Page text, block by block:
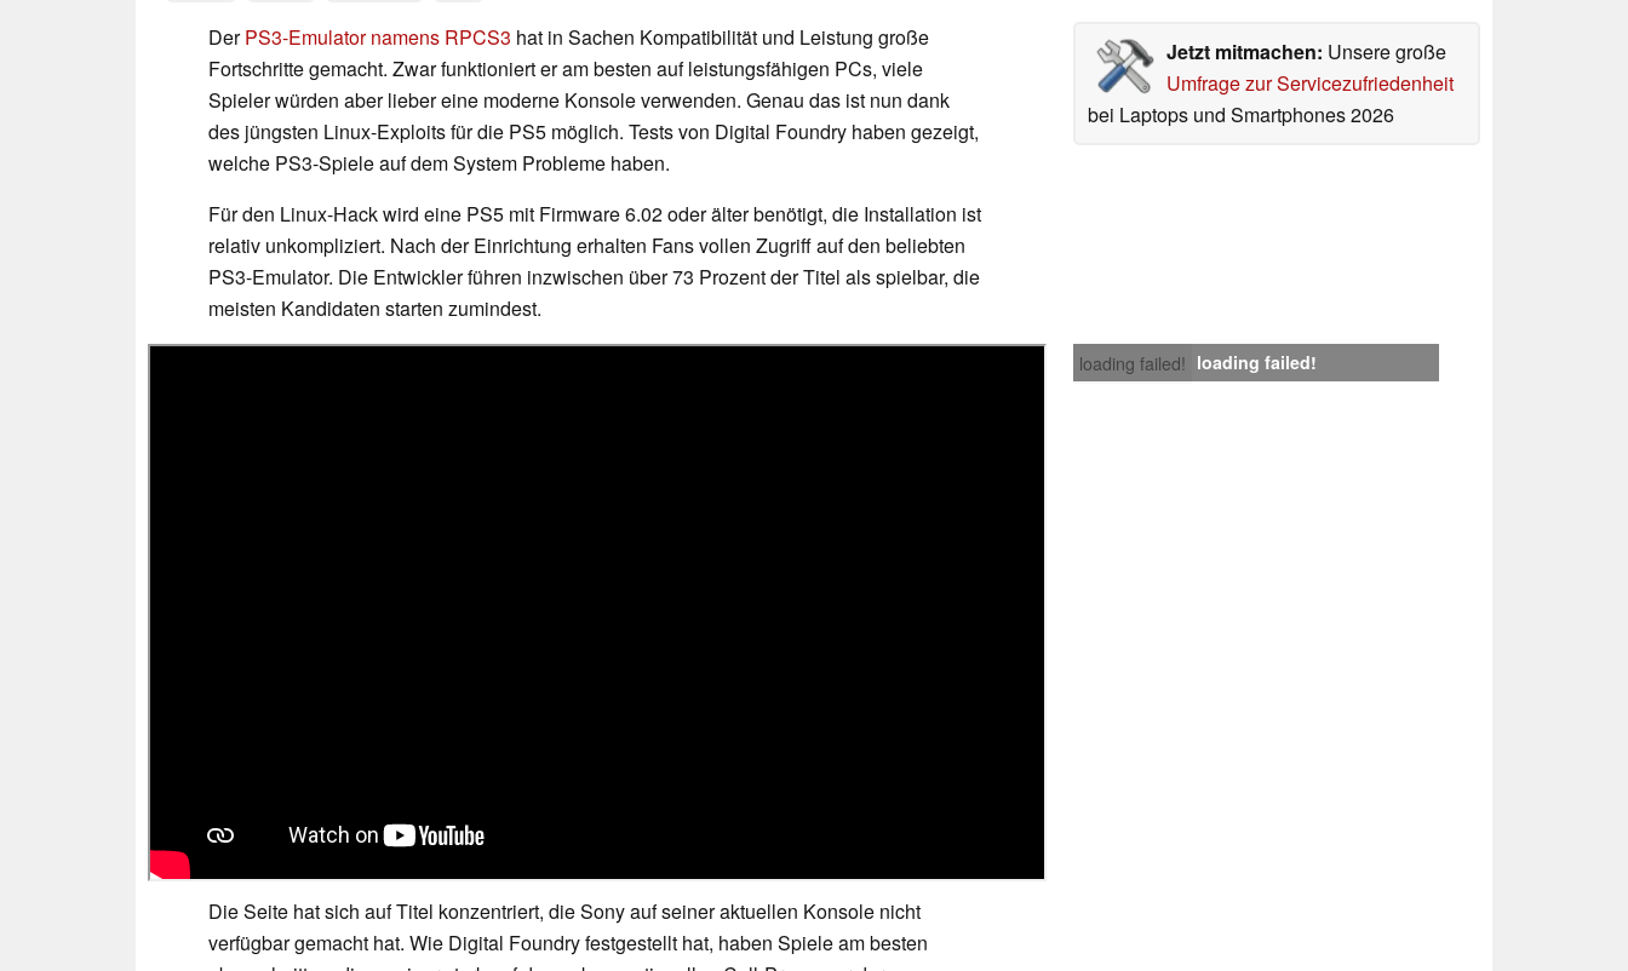
Jetzt mitmachen: Unsere große
Umfrage zur Servicezufriedenheit
bei Laptops und Smartphones 2026
DerPS3-Emulator namens RPCS3 hat in Sachen Kompatibilität und Leistung große
Fortschritte gemacht. Zwar funktioniert er am besten auf leistungsfähigen PCs, viele
Spieler würden aber lieber eine moderne Konsole verwenden. Genau das ist nun dank
des jüngsten Linux-Exploits für die PS5 möglich. Tests von Digital Foundry haben gezeigt,
welche PS3-Spiele auf dem System Probleme haben.
Für den Linux-Hack wird eine PS5 mit Firmware 6.02 oder älter benötigt, die Installation ist
relativ unkompliziert. Nach der Einrichtung erhalten Fans vollen Zugriff auf den beliebten
PS3-Emulator. Die Entwickler führen inzwischen über 73 Prozent der Titel als spielbar, die
meisten Kandidaten starten zumindest.
loading failed! loading failed!
Die Seite hat sich auf Titel konzentriert, die Sony auf seiner aktuellen Konsole nicht
verfügbar gemacht hat. Wie Digital Foundry festgestellt hat, haben Spiele am besten